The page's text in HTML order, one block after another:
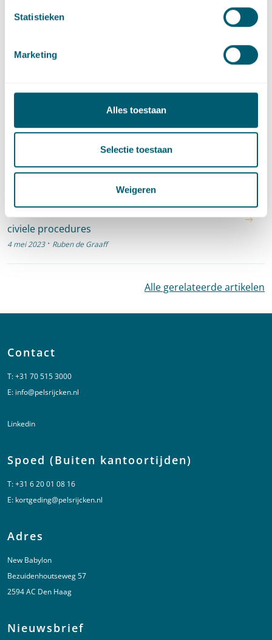
Statistieken
Marketing
Alles toestaan
Selectie toestaan
Weigeren
Cassatie
van grieven wegens internetstoring
Ruben de Graaff
Cassatievlog #056 | Informeren van derden over
civiele procedures
4 mei 2023 · Ruben de Graaff
Alle gerelateerde artikelen
Contact
T:+31 70 515 3000
E: info@pelsrijcken.nl
Linkedin
Spoed (Buiten kantoortijden)
T:+31 6 20 01 08 16
E: kortgeding@pelsrijcken.nl
Adres
New Babylon
Bezuidenhoutseweg 57
2594 AC Den Haag
Nieuwsbrief